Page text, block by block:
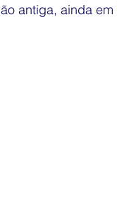
antiga, ainda